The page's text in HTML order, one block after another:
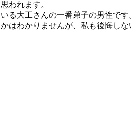
われます。
る大工さんの一番弟子の男性で
はわかりませんが、私も後悔し